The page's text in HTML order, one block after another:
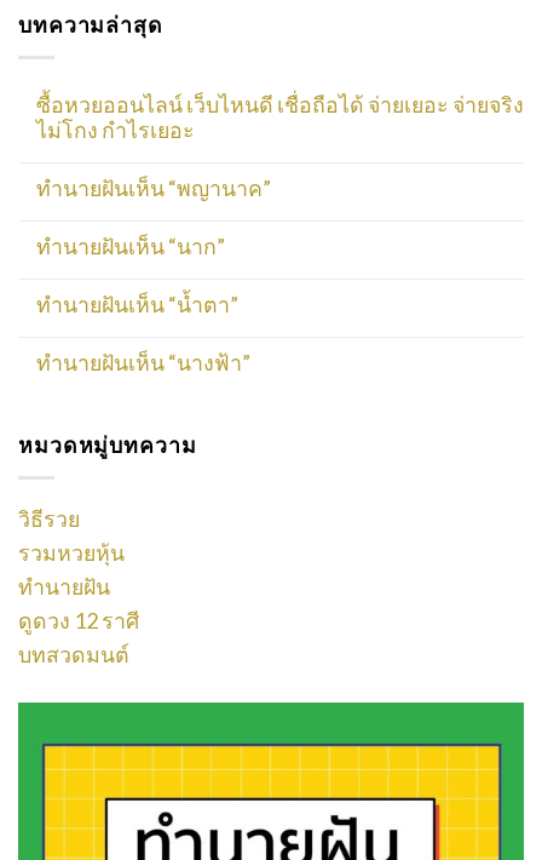
บทความล่าสุด
ซื้อหวยออนไลน์ เว็บไหนดี เชื่อถือได้ จ่ายเยอะ จ่ายจริง
ไม่โกง กำไรเยอะ
ทำนายฝันเห็น “พญานาค”
ทำนายฝันเห็น “นาก”
ทำนายฝันเห็น “น้ำตา”
ทำนายฝันเห็น “นางฟ้า”
หมวดหมู่บทความ
วิธีรวย
รวมหวยหุ้น
ทำนายฝัน
ดูดวง 12 ราศี
บทสวดมนต์